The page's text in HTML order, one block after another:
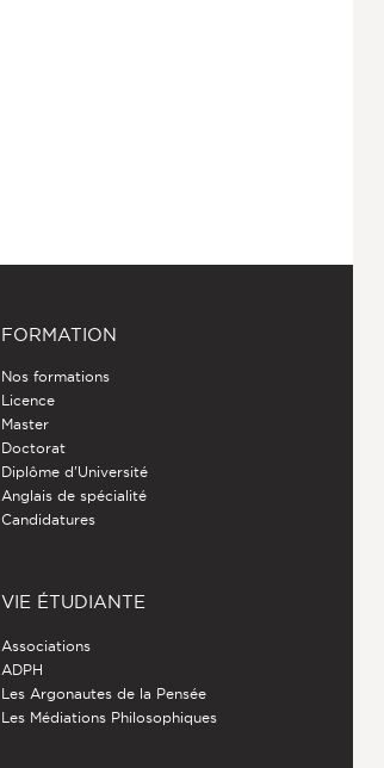
FORMATION
Nos formations
Licence
Master
Doctorat
Diplôme d'Université
Anglais de spécialité
Candidatures
VIE ÉTUDIANTE
Associations
ADPH
Les Argonautes de la Pensée
Les Médiations Philosophiques